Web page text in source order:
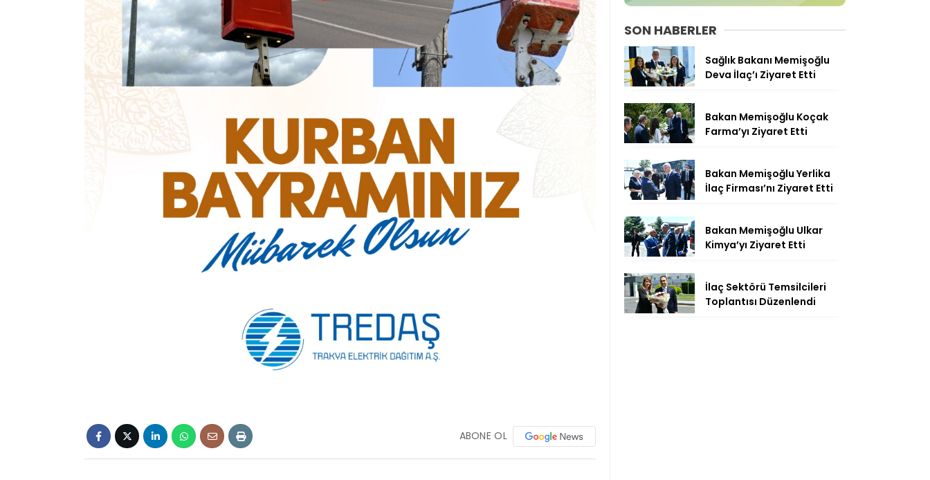
ABONE OL
SON HABERLER
Sağlık Bakanı Memişoğlu
Deva İlaç’ı Ziyaret Etti
Bakan Memişoğlu Koçak
Farma’yı Ziyaret Etti
Bakan Memişoğlu Yerlika
İlaç Firması’nı Ziyaret Etti
Bakan Memişoğlu Ulkar
Kimya’yı Ziyaret Etti
İlaç Sektörü Temsilcileri
Toplantısı Düzenlendi